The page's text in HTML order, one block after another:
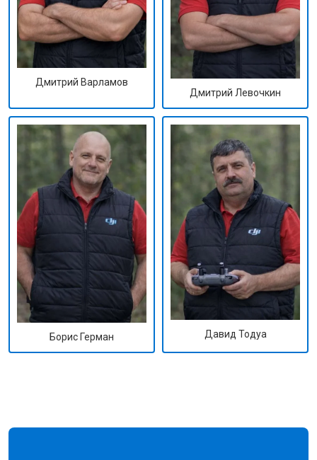
Дмитрий Варламов
Дмитрий Левочкин
Борис Герман Давид Тодуа